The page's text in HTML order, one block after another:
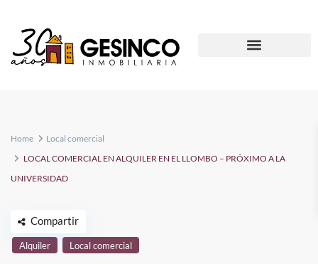
Home
Local comercial
LOCAL COMERCIAL EN ALQUILER EN EL LLOMBO – PRÓXIMO A LA
UNIVERSIDAD
Alquiler Local comercial
Compartir